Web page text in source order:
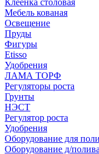
Клеенка столовая
Мебель кованая
Освещение
Пруды
Фигуры
Etisso
Удобрения
ЛАМА ТОРФ
Регуляторы роста
Грунты
НЭСТ
Регулятор роста
Удобрения
Оборудование для
Оборудование д/